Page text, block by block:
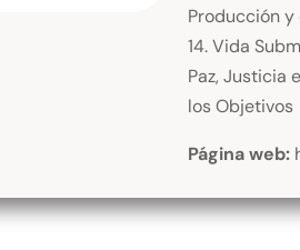
Producción y
14. Vida
Paz, Justicia
los Objetivos
Página web: